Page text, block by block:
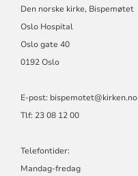
Den norske kirke, Bispemøtet
Oslo Hospital
Oslo gate 40
0192 Oslo
E-post: bispemotet@kirken.no
Tlf: 23 08 12 00
Telefontider:
Mandag-fredag